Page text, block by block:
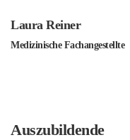
Laura Reiner
Medizinische Fachangestellte
Auszubildende